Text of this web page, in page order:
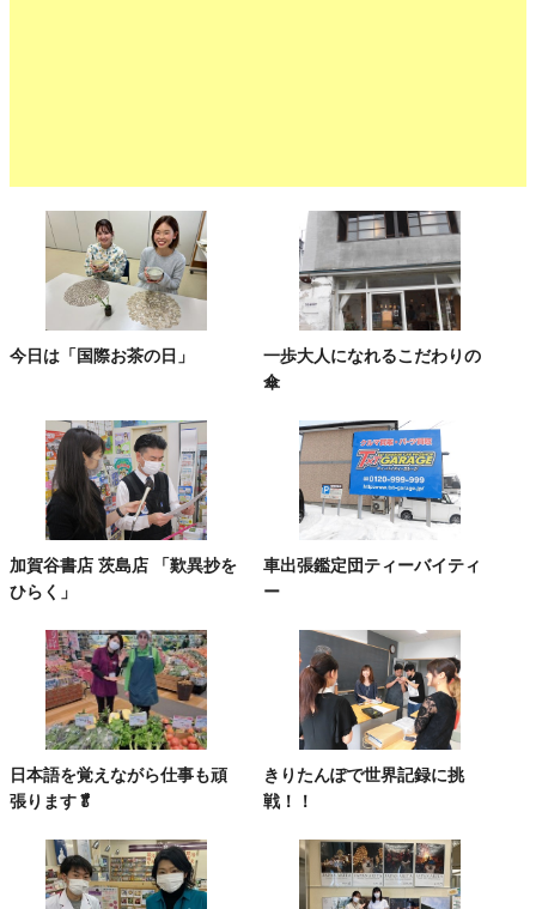
今日は「国際お茶の日」
一歩大人になれるこだわりの
傘
加賀谷書店 茨島店 「歎異抄を
ひらく」
車出張鑑定団ティーバイティ
ー
日本語を覚えながら仕事も頑
張ります🥬
きりたんぽで世界記録に挑
戦！！